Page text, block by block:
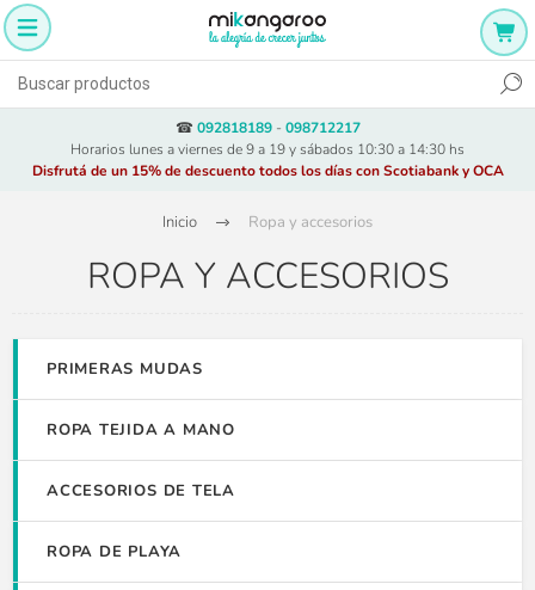
☎ 092818189- 098712217
Horarios lunes a viernes de 9 a 19 y sábados 10:30 a 14:30 hs
Disfrutá de un 15% de descuento todos los días con Scotiabank y OCA
Inicio Ropa y accesorios
ROPA Y ACCESORIOS
PRIMERAS MUDAS
ROPA TEJIDA A MANO
ACCESORIOS DE TELA
ROPA DE PLAYA